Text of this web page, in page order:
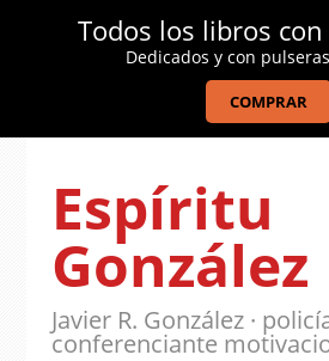
Espíritu
González
Javier R. González ·
conferenciante
Todos los libros
Dedicados y con
COMPRAR